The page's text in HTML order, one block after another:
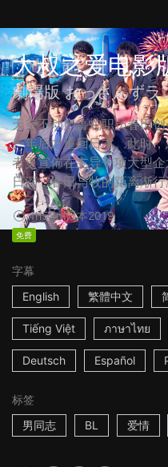
大叔之爱电影
劇場版 おっさんずラ
天空不动产鲁蛇职员春田
一年后才重回日本。此时
者更宣佈在主导一项大型
日深，春田与牧的距离渐
1h53m日本2019
免费
字幕
English
繁體中文
Tiếng Việt ภาษาไทย
Deutsch Español
标签
男同志
BL 爱情